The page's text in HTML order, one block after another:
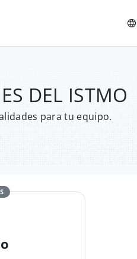
DEL ISTMO
para tu equipo.